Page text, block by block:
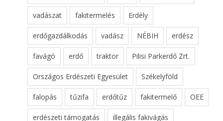
vadászat fakitermelés Erdély
erdőgazdálkodás vadász NÉBIH erdész
favágó erdő traktor Pilisi Parkerdő Zrt.
Országos Erdészeti Egyesület Székelyföld
falopás tűzifa erdőtűz fakitermelő OEE
erdészeti támogatás illegális fakivágás